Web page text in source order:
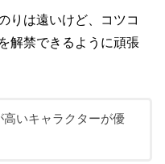
りは遠いけど、コツコ
解禁できるように頑張
いキャラクターが優